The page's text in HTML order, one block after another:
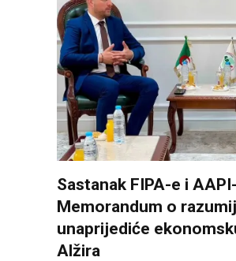
Sastanak FIPA-e i
Memorandum o
unaprijediće
Alžira